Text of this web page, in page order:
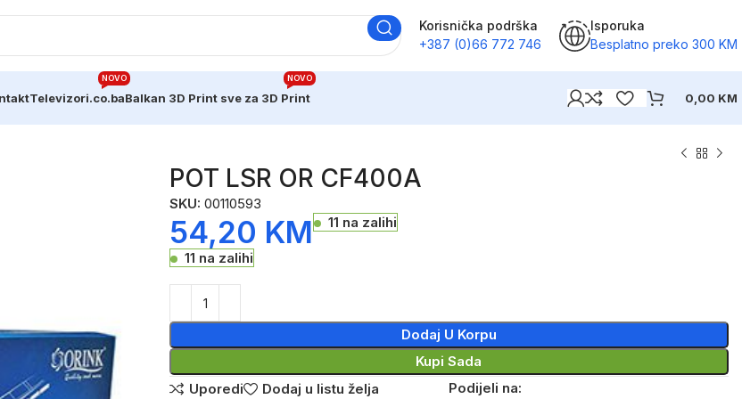
Korisnička podrška
+387 (0)66 772 746
Isporuka
Besplatno preko 300 KM
Televizori.co.ba
NOVO
Balkan 3D Print sve za 3D Print
NOVO
0,00 KM
POT LSR OR CF400A
SKU: 00110593
54,20 KM 11 na zalihi
11 na zalihi
Dodaj U Korpu
Kupi Sada
Uporedi
Dodaj u listu želja Podijeli na: